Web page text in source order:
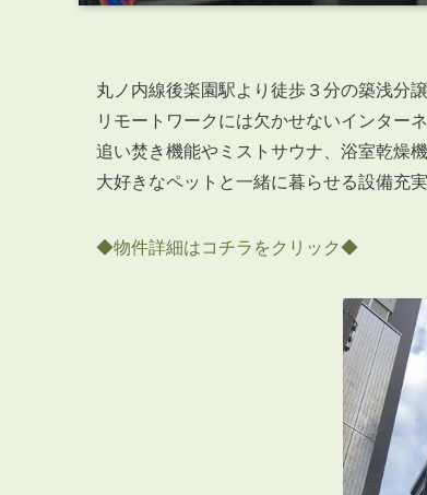
丸ノ内線後楽園駅より徒歩３分の築浅分
リモートワークには欠かせないインター
追い焚き機能やミストサウナ、浴室乾燥
大好きなペットと一緒に暮らせる設備充
◆物件詳細はコチラをクリック◆